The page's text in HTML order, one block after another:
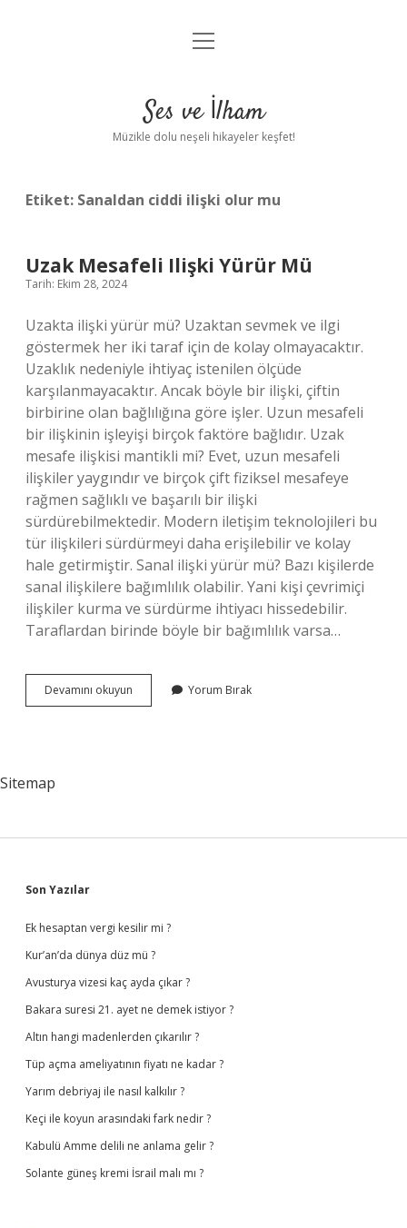
Anasayfa
Yasal Uyarı
menüyü
Ses ve İlham
Müzikle dolu neşeli hikayeler keşfet!
Etiket: Sanaldan ciddi ilişki olur mu
Uzak Mesafeli Ilişki Yürür Mü
Tarih: Ekim 28, 2024
Uzakta ilişki yürür mü? Uzaktan sevmek ve ilgi
göstermek her iki taraf için de kolay olmayacaktır.
Uzaklık nedeniyle ihtiyaç istenilen ölçüde
karşılanmayacaktır. Ancak böyle bir ilişki, çiftin
birbirine olan bağlılığına göre işler. Uzun mesafeli
bir ilişkinin işleyişi birçok faktöre bağlıdır. Uzak
mesafe ilişkisi mantikli mi? Evet, uzun mesafeli
ilişkiler yaygındır ve birçok çift fiziksel mesafeye
rağmen sağlıklı ve başarılı bir ilişki
sürdürebilmektedir. Modern iletişim teknolojileri bu
tür ilişkileri sürdürmeyi daha erişilebilir ve kolay
hale getirmiştir. Sanal ilişki yürür mü? Bazı kişilerde
sanal ilişkilere bağımlılık olabilir. Yani kişi çevrimiçi
ilişkiler kurma ve sürdürme ihtiyacı hissedebilir.
Taraflardan birinde böyle bir bağımlılık varsa…
Devamını okuyun
Mesafeli
Yorum Bırak
Sitemap
Sidebar
Son Yazılar
Ek hesaptan vergi kesilir mi ?
Kur’an’da dünya düz mü ?
Avusturya vizesi kaç ayda çıkar ?
Bakara suresi 21. ayet ne demek istiyor ?
Altın hangi madenlerden çıkarılır ?
Tüp açma ameliyatının fiyatı ne kadar ?
Yarım debriyaj ile nasıl kalkılır ?
Keçi ile koyun arasındaki fark nedir ?
Kabulü Amme delili ne anlama gelir ?
Solante güneş kremi İsrail malı mı ?